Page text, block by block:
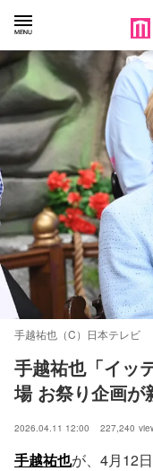
手越祐也（C）日本テレビ
手越祐也「イッ
場 お祭り企画が
2026.04.11 12:00 227,240
手越祐也が、4月12